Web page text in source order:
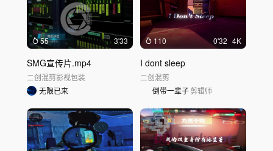
55 3'33
SMG宣传片.mp4
二创混剪影视包装
无限已来
110 0'32 4K
I dont sleep
二创混剪
倒带一辈子剪辑师